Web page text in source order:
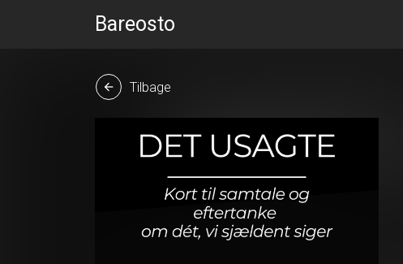
Bareosto
arrow_back Tilbage